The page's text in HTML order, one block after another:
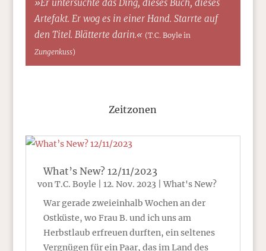
»Er untersuchte das Ding, dieses Buch, dieses
Artefakt. Er wog es in einer Hand. Starrte auf
den Titel. Blätterte darin.« (T.C. Boyle in
Zungenkuss)
Zeitzonen
What’s New? 12/11/2023
vonT.C. Boyle 12. Nov. 2023 |What's New?
War gerade zweieinhalb Wochen an der
Ostküste, wo Frau B. und ich uns am
Herbstlaub erfreuen durften, ein seltenes
Vergnügen für ein Paar, das im Land des